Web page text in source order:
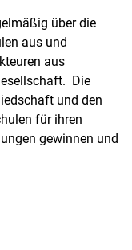
über die
aus und
aus
Die
und den
für ihren
gewinnen und